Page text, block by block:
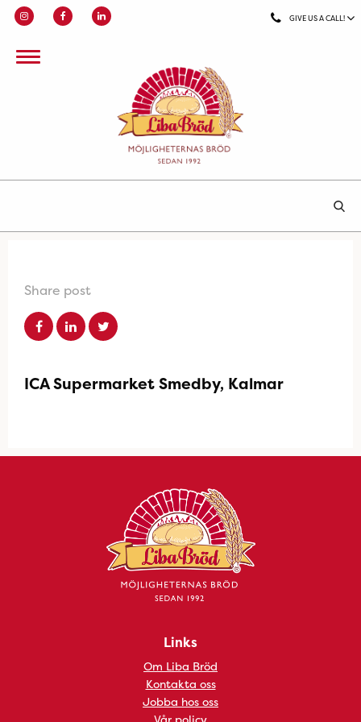
GIVE US A CALL!
Share post
ICA Supermarket Smedby, Kalmar
Links
Om Liba Bröd
Kontakta oss
Jobba hos oss